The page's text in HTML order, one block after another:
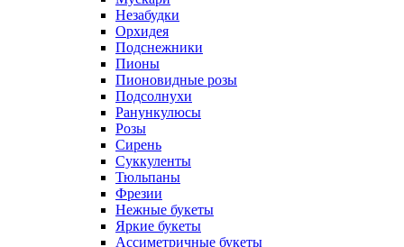
Незабудки
Орхидея
Подснежники
Пионы
Пионовидные розы
Подсолнухи
Ранункулюсы
Розы
Сирень
Суккуленты
Тюльпаны
Фрезии
Нежные букеты
Яркие букеты
Ассиметричные букеты